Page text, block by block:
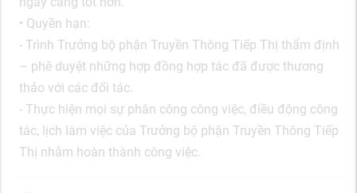
• Quyền hạn:
- Trình Trưởng bộ phận Truyền Thông Tiếp Thị thẩm định
– phê duyệt những hợp đồng hợp tác đã được thương
thảo với các đối tác.
- Thực hiện mọi sự phân công công việc, điều động công
tác, lịch làm việc của Trưởng bộ phận Truyền Thông Tiếp
Thị nhằm hoàn thành công việc.